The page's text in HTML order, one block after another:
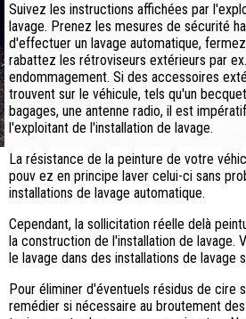
Suivez les instructions affichées par
lavage. Prenez les mesures de sécurité
d'effectuer un lavage automatique,
rabattez les rétroviseurs extérieurs par
endommagement. Si des accessoires
trouvent sur le véhicule, tels qu'un
bagages, une antenne radio, il est
l'exploitant de l'installation de lavage.
La résistance de la peinture de votre
pouv ez en principe laver celui-ci sans
installations de lavage automatique.
Cependant, la sollicitation réelle delà
la construction de l'installation de lavage.
le lavage dans des installations de lavage
Pour éliminer d'éventuels résidus de cire
remédier si nécessaire au broutement